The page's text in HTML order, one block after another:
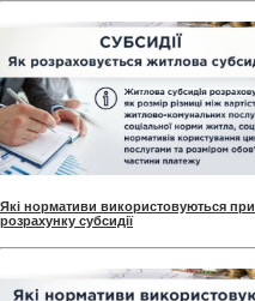
Які нормативи використовуються при
розрахунку субсидії